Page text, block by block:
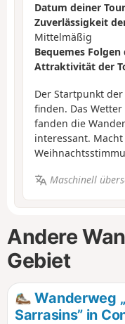
Datum deiner Tour
Zuverlässigkeit
Mittelmäßig
Bequemes Folgen
Attraktivität der
Der Startpunkt
finden. Das
fanden die
interessant.
Maschinell
Andere
Gebiet
Wanderweg
Sarrasins” in